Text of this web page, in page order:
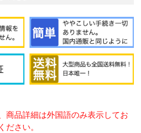
商品詳細は外国語のみ表示してお
ださい。